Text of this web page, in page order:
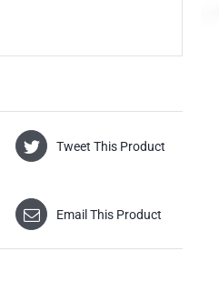
Tweet This Product
Email This Product